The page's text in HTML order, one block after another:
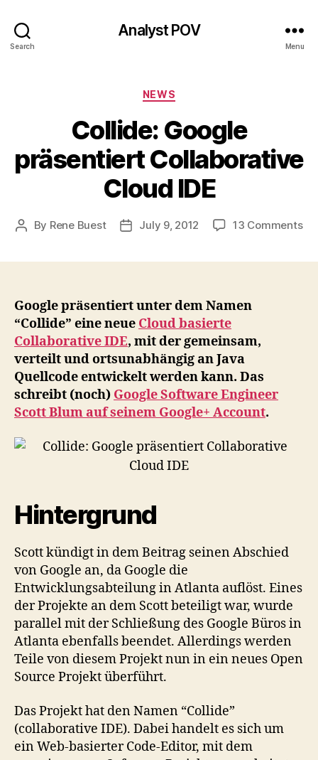
Search
Analyst POV
Menu
Categories
NEWS
Collide: Google
präsentiert Collaborative
Cloud IDE
Post
By Rene Buest
PostJuly 9, 2012 13 Commentson
Google präsentiert unter dem Namen
“Collide” eine neue Cloud basierte
Collaborative IDE, mit der gemeinsam,
verteilt und ortsunabhängig an Java
Quellcode entwickelt werden kann. Das
schreibt (noch) Google Software Engineer
Scott Blum auf seinem Google+ Account.
Hintergrund
Scott kündigt in dem Beitrag seinen Abschied
von Google an, da Google die
Entwicklungsabteilung in Atlanta auflöst. Eines
der Projekte an dem Scott beteiligt war, wurde
parallel mit der Schließung des Google Büros in
Atlanta ebenfalls beendet. Allerdings werden
Teile von diesem Projekt nun in ein neues Open
Source Projekt überführt.
Das Projekt hat den Namen “Collide”
(collaborative IDE). Dabei handelt es sich um
ein Web-basierter Code-Editor, mit dem